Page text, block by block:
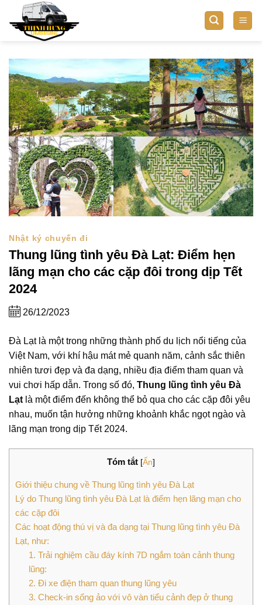
qua
Nhật ký chuyến đi
Thung lũng tình yêu Đà Lạt: Điểm hẹn
lãng mạn cho các cặp đôi trong dịp Tết
2024
26/12/2023
Đà Lạt là một trong những thành phố du lịch nổi tiếng của
Việt Nam, với khí hậu mát mẻ quanh năm, cảnh sắc thiên
nhiên tươi đẹp và đa dạng, nhiều địa điểm tham quan và
vui chơi hấp dẫn. Trong số đó, Thung lũng tình yêu Đà
Lạt là một điểm đến không thể bỏ qua cho các cặp đôi yêu
nhau, muốn tận hưởng những khoảnh khắc ngọt ngào và
lãng mạn trong dịp Tết 2024.
Tóm tắt [Ẩn]
Giới thiệu chung về Thung lũng tình yêu Đà Lạt
Lý do Thung lũng tình yêu Đà Lạt là điểm hẹn lãng mạn cho
các cặp đôi
Các hoạt động thú vị và đa dạng tại Thung lũng tình yêu Đà
Lạt, như:
1. Trải nghiệm cầu đáy kính 7D ngắm toàn cảnh thung
lũng:
2. Đi xe điện tham quan thung lũng yêu
3. Check-in sống ảo với vô vàn tiểu cảnh đẹp ở thung